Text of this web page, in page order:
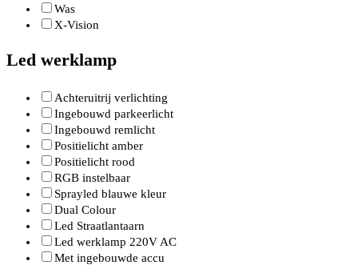
Was
X-Vision
Led werklamp
Achteruitrij verlichting
Ingebouwd parkeerlicht
Ingebouwd remlicht
Positielicht amber
Positielicht rood
RGB instelbaar
Sprayled blauwe kleur
Dual Colour
Led Straatlantaarn
Led werklamp 220V AC
Met ingebouwde accu